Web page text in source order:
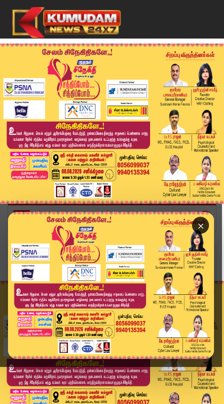
×
Home
வீடியோ ஸ்டோரி
🔴LIVE: Today Headlines - 15 JUNE 2026 | 10 மணி...